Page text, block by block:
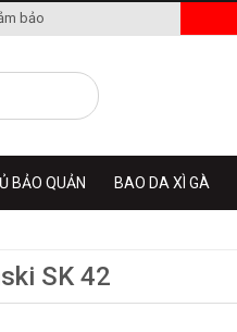
bảo
BẢO QUẢN BAO DA XÌ GÀ
SK 42